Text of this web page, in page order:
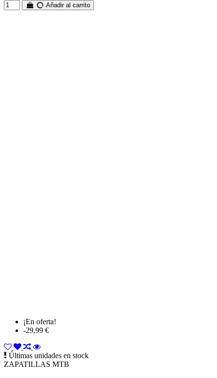
Añadir al carrito
¡En oferta!
-29,99 €
Últimas unidades en stock
ZAPATILLAS MTB